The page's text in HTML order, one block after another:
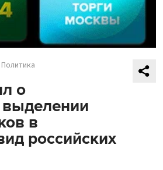
Политика
о
в
российских